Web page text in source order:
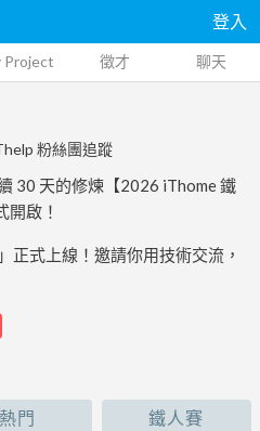
登入
Project 徵才 聊天
粉絲團追蹤
30 天的修煉【2026 iThome 鐵
開啟！
正式上線！邀請你用技術交流，
熱門 鐵人賽